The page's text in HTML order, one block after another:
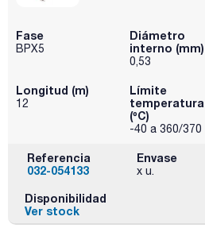
Fase
BPX5
Diámetro
interno (mm)
0,53
Longitud (m)
12
Límite
temperatura
(ºC)
-40 a 360/370
Referencia
032-054133
Envase
x u.
Disponibilidad
Ver stock